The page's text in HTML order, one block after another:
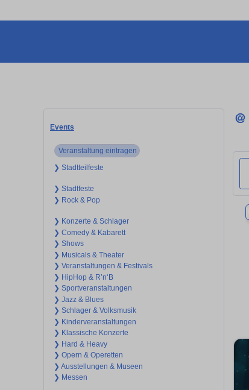
Events
Veranstaltung eintragen
❯ Stadtteilfeste
❯ Stadtfeste
❯ Rock & Pop
❯ Konzerte & Schlager
❯ Comedy & Kabarett
❯ Shows
❯ Musicals & Theater
❯ Veranstaltungen & Festivals
❯ HipHop & R’n‘B
❯ Sportveranstaltungen
❯ Jazz & Blues
❯ Schlager & Volksmusik
❯ Kinderveranstaltungen
❯ Klassische Konzerte
❯ Hard & Heavy
❯ Opern & Operetten
❯ Ausstellungen & Museen
❯ Messen